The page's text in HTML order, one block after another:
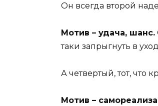
Он всегда второй
Мотив – удача, шанс.
таки запрыгнуть в
А четвертый, тот, что
Мотив –